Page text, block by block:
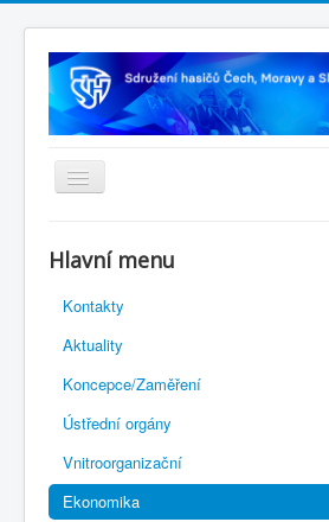
Rejstřík sportu
Novelizace Stanov SH ČMS
Plán činnosti 2026
Kalendář akcí
Výhody pro členy
Portál REDENOX
Hlavní menu
Kontakty
Aktuality
Koncepce/Zaměření
Ústřední orgány
Vnitroorganizační
Ekonomika